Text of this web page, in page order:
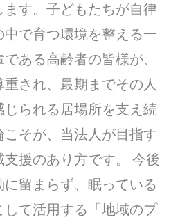
す。子どもたちが自律
中で育つ環境を整える一
ある高齢者の皆様が、
され、最期までその人
られる居場所を支え続
そが、当法人が目指す
支援のあり方です。 今後
留まらず、眠っている
て活用する「地域のプ